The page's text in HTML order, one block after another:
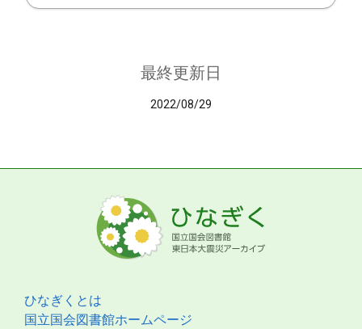
最終更新日
2022/08/29
ひなぎくとは
国立国会図書館ホームページ